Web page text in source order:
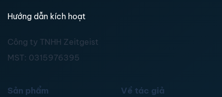
Hướng dẫn kích hoạt
Công ty TNHH Zeitgeist
MST: 0315976395
Sản phẩm Về tác giả